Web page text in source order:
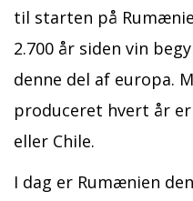
til starten på
2.700 år siden vin
denne del af europa.
produceret hvert år
eller Chile.
I dag er Rumænien